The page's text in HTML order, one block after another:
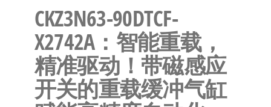
AVENTICS等
品牌气动
元件，超
过88万种
工业自动
化零部
件，正品
CKZ3N63-90DTCF-
X2742A：智能重载，
精准驱动！带磁感应
开关的重载缓冲气缸